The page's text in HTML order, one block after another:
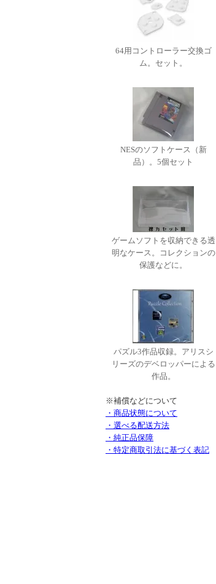
64用コントローラー交換ゴ
ム。セット。
NESのソフトケース（新
品）。5個セット
ゲームソフトを収納できる透
明なケース。コレクションの
保護などに。
パズル3作品収録。アリスシ
リーズのデベロッパーによる
作品。
※補償などについて
・商品状態について
・選べる配送方法
・純正品保障
・特定商取引法に基づく表記